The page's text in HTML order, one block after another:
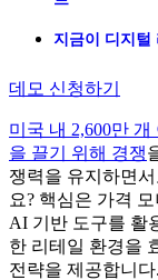
지금이 디지털
데모 신청하기
미국 내 2,600만
을 끌기 위해 경쟁
쟁력을 유지하면
요? 핵심은 가격
AI 기반 도구를 활
한 리테일 환경을
전략을 제공합니다.